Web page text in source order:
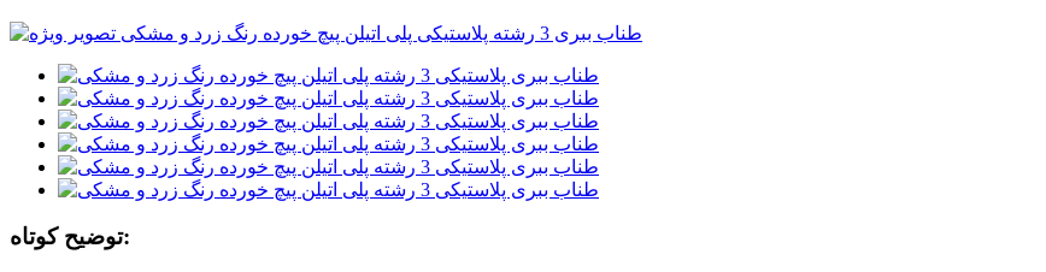
توضیح کوتاه: